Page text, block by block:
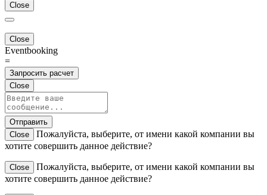
Close
Close
Eventbooking
=
Запросить расчет
Close
Отправить
Close
Пожалуйста, выберите, от имени какой компании вы
хотите совершить данное действие?
Close
Пожалуйста, выберите, от имени какой компании вы
хотите совершить данное действие?